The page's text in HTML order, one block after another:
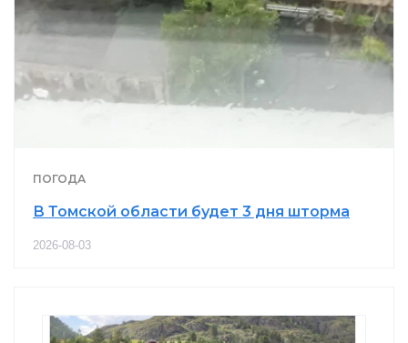
ПОГОДА
В Томской области будет 3 дня шторма
2026-08-03